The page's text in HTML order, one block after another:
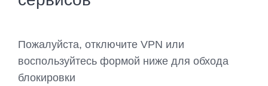
Пожалуйста, отключите VPN или
воспользуйтесь формой ниже для обхода
блокировки